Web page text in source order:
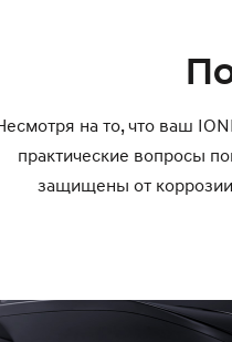
на то, что ваш
практические вопросы
защищены от коррозии